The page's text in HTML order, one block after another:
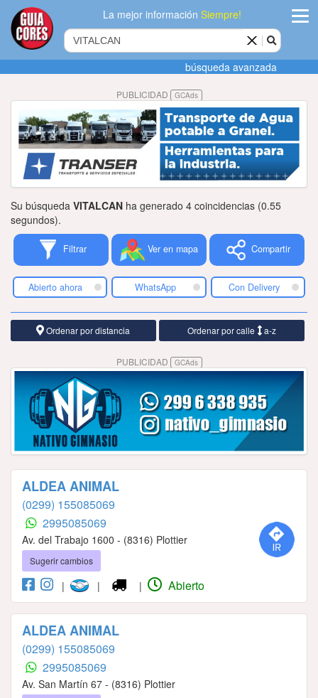
La mejor informaciónSiempre!
Agregar
empresa
Actualizar
datos
Publicidad
Tiendacores
Contactenos
búsqueda avanzada
PUBLICIDAD GCAds
Su búsqueda VITALCAN ha generado 4 coincidencias (0.55
segundos).
Filtrar Ver en mapa Compartir
Abierto ahora WhatsApp Con Delivery
Ordenar por distancia Ordenar por calle a-z
PUBLICIDAD GCAds
ALDEA ANIMAL
(0299) 155085069
2995085069
Av. del Trabajo 1600 - (8316) Plottier
Sugerir cambios
| | | Abierto
ALDEA ANIMAL
(0299) 155085069
2995085069
Av. San Martín 67 - (8316) Plottier